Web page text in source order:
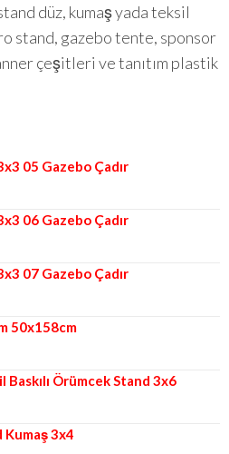
düz, kumaş yada teksil
stand, gazebo tente, sponsor
çeşitleri ve tanıtım plastik
05 Gazebo Çadır
06 Gazebo Çadır
07 Gazebo Çadır
50x158cm
Baskılı Örümcek Stand 3x6
Kumaş 3x4